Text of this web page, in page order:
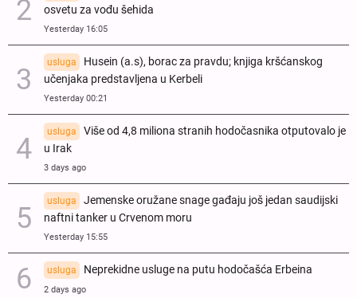
osvetu za vođu šehida
Yesterday 16:05
usluga
Husein (a.s), borac za pravdu; knjiga kršćanskog
učenjaka predstavljena u Kerbeli
Yesterday 00:21
usluga
Više od 4,8 miliona stranih hodočasnika otputovalo je
u Irak
3 days ago
usluga
Jemenske oružane snage gađaju još jedan saudijski
naftni tanker u Crvenom moru
Yesterday 15:55
usluga Neprekidne usluge na putu hodočašća Erbeina
2 days ago